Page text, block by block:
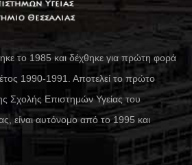
το 1985 και δέχθηκε για πρώτη φορά
1990-1991. Αποτελεί το πρώτο
Σχολής Επιστημών Υγείας του
είναι αυτόνομο από το 1995 και